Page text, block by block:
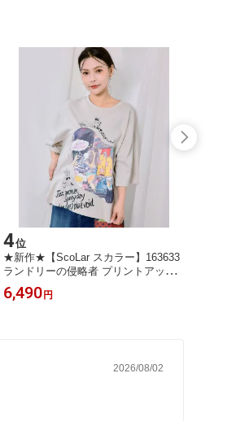
4位
★新作★【ScoLar スカラー】163633
ランドリーの侵略者 プリントアップ
リケプルオーバー カジュアル ポップ
レトロ 原宿系 個性的【パッパドゥド
6,490 円
2026/08/02